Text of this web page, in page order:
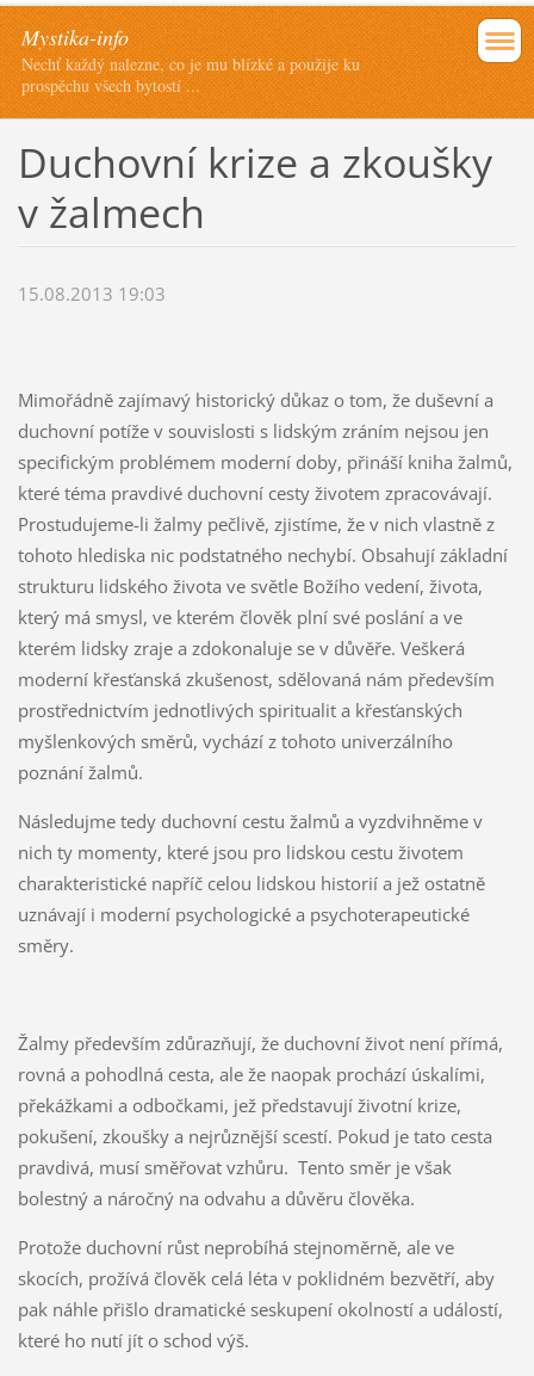
Mystika-info
Nechť každý nalezne, co je mu blízké a použije ku
prospěchu všech bytostí ...
Duchovní krize a zkoušky
v žalmech
15.08.2013 19:03
Mimořádně zajímavý historický důkaz o tom, že duševní a
duchovní potíže v souvislosti s lidským zráním nejsou jen
specifickým problémem moderní doby, přináší kniha žalmů,
které téma pravdivé duchovní cesty životem zpracovávají.
Prostudujeme-li žalmy pečlivě, zjistíme, že v nich vlastně z
tohoto hlediska nic podstatného nechybí. Obsahují základní
strukturu lidského života ve světle Božího vedení, života,
který má smysl, ve kterém člověk plní své poslání a ve
kterém lidsky zraje a zdokonaluje se v důvěře. Veškerá
moderní křesťanská zkušenost, sdělovaná nám především
prostřednictvím jednotlivých spiritualit a křesťanských
myšlenkových směrů, vychází z tohoto univerzálního
poznání žalmů.
Následujme tedy duchovní cestu žalmů a vyzdvihněme v
nich ty momenty, které jsou pro lidskou cestu životem
charakteristické napříč celou lidskou historií a jež ostatně
uznávají i moderní psychologické a psychoterapeutické
směry.
Žalmy především zdůrazňují, že duchovní život není přímá,
rovná a pohodlná cesta, ale že naopak prochází úskalími,
překážkami a odbočkami, jež představují životní krize,
pokušení, zkoušky a nejrůznější scestí. Pokud je tato cesta
pravdivá, musí směřovat vzhůru. Tento směr je však
bolestný a náročný na odvahu a důvěru člověka.
Protože duchovní růst neprobíhá stejnoměrně, ale ve
skocích, prožívá člověk celá léta v poklidném bezvětří, aby
pak náhle přišlo dramatické seskupení okolností a událostí,
které ho nutí jít o schod výš.